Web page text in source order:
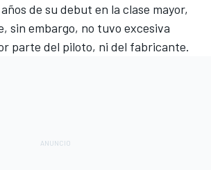
de su debut en la clase mayor,
sin embargo, no tuvo excesiva
parte del piloto, ni del fabricante.